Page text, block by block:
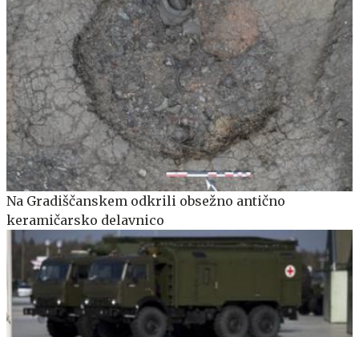
Na Gradiščanskem odkrili obsežno antično
keramičarsko delavnico